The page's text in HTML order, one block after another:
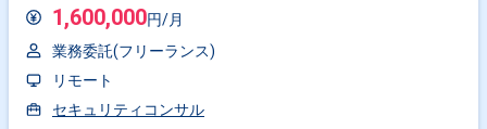
1,600,000円/月
業務委託(フリーランス)
リモート
セキュリティコンサル